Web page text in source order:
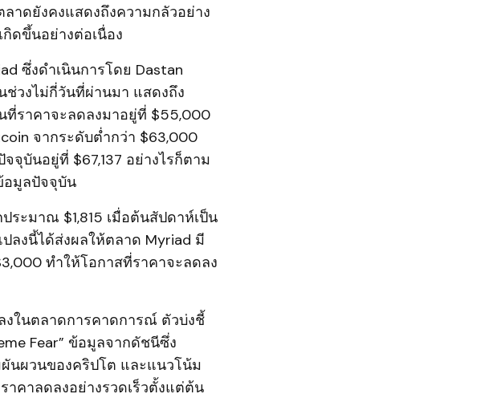
าดยังคงแสดงถึงความกลัวอย่าง
ดขึ้นอย่างต่อเนื่อง
ซึ่งดำเนินการโดย Dastan
ช่วงไม่กี่วันที่ผ่านมา แสดงถึง
ที่ราคาจะลดลงมาอยู่ที่ $55,000
จากระดับต่ำกว่า $63,000
จุบันอยู่ที่ $67,137 อย่างไรก็ตาม
อมูลปัจจุบัน
ระมาณ $1,815 เมื่อต้นสัปดาห์เป็น
ลงนี้ได้ส่งผลให้ตลาด Myriad มี
ทำให้โอกาสที่ราคาจะลดลง
ในตลาดการคาดการณ์ ตัวบ่งชี้
Fear” ข้อมูลจากดัชนีซึ่ง
นผวนของคริปโต และแนวโน้ม
คาลดลงอย่างรวดเร็วตั้งแต่ต้น